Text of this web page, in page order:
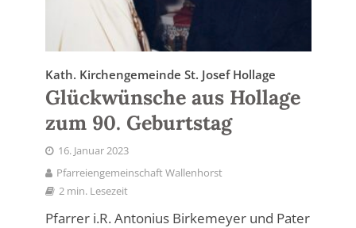
Kath. Kirchengemeinde St. Josef Hollage
Glückwünsche aus Hollage
zum 90. Geburtstag
16. Januar 2023
Pfarreiengemeinschaft Wallenhorst
2 min. Lesezeit
Pfarrer i.R. Antonius Birkemeyer und Pater